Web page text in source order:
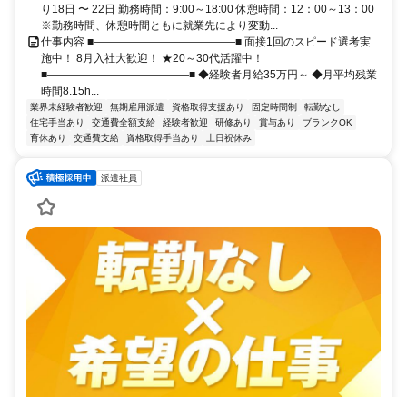
り18日 〜 22日 勤務時間：9:00～18:00 休憩時間：12：00～13：00
※勤務時間、休憩時間ともに就業先により変動...
仕事内容 ■―――――――――――――■ 面接1回のスピード選考実
施中！ 8月入社大歓迎！ ★20～30代活躍中！
■―――――――――――――■ ◆経験者月給35万円～ ◆月平均残業
時間8.15h...
業界未経験者歓迎 無期雇用派遣 資格取得支援あり 固定時間制
転勤なし
住宅手当あり
交通費全額支給 経験者歓迎 研修あり 賞与あり
ブランクOK
育休あり
交通費支給 資格取得手当あり 土日祝休み
派遣社員